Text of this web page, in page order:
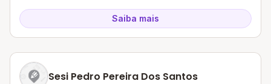
Saiba mais
Sesi Pedro Pereira Dos Santos